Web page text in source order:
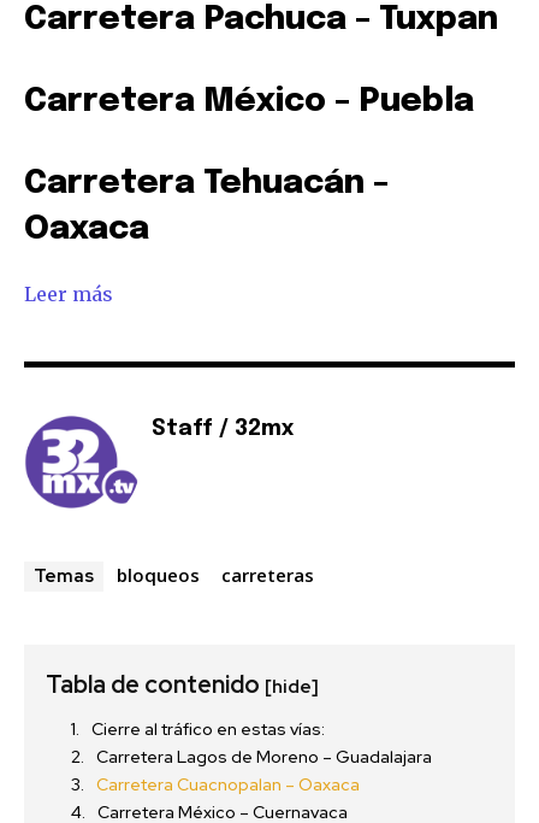
Carretera Pachuca – Tuxpan
Carretera México – Puebla
Carretera Tehuacán –
Oaxaca
Leer más
Staff / 32mx
Temas bloqueos carreteras
Tabla de contenido [hide]
Cierre al tráfico en estas vías:
Carretera Lagos de Moreno – Guadalajara
Carretera Cuacnopalan – Oaxaca
Carretera México – Cuernavaca